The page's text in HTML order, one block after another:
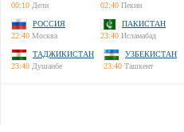
00:10 Дели
02:40 Пекин
РОССИЯ
22:40 Москва
ПАКИСТАН
23:40 Исламабад
ТАДЖИКИСТАН
23:40 Душанбе
УЗБЕКИСТАН
23:40 Ташкент